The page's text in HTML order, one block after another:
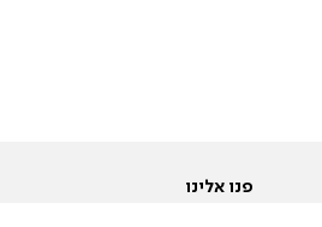
פנו אלינו